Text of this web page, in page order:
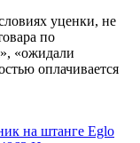
уценки, не
по
«ожидали
оплачивается
на штанге Eglo